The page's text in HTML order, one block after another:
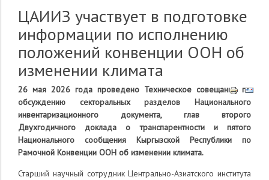
ЦАИИЗ участвует в подготовке
информации по исполнению
положений конвенции ООН об
изменении климата
26 мая 2026 года проведено Техническое совещание по
обсуждению секторальных разделов Национального
инвентаризационного документа, глав второго
Двухгодичного доклада о транспарентности и пятого
Национального сообщения Кыргызской Республики по
Рамочной Конвенции ООН об изменении климата.
Старший научный сотрудник Центрально-Азиатского института